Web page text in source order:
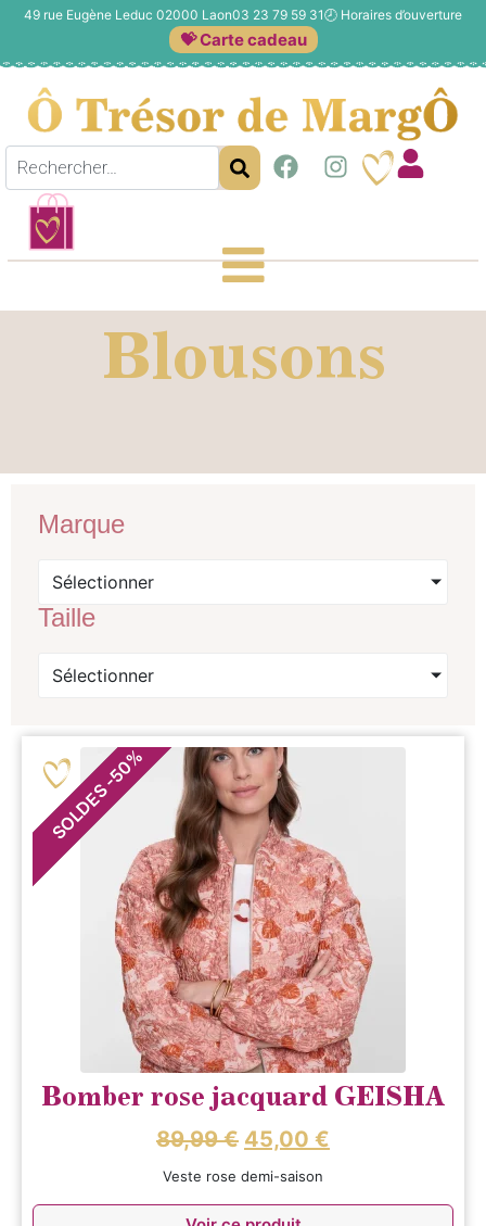
49 rue Eugène Leduc 02000 Laon03 23 79 59 31🕗 Horaires d’ouverture
💝 Carte cadeau
Blousons
Marque
Sélectionner
Taille
Sélectionner
SOLDES
-
50
%
Bomber rose jacquard GEISHA
89,99€ 45,00 €
Veste rose demi-saison